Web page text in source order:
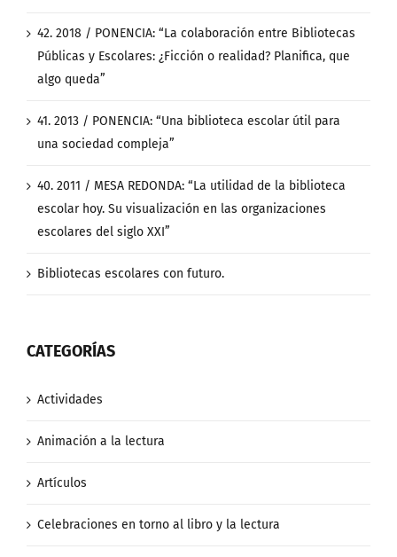
42. 2018 / PONENCIA: “La colaboración entre Bibliotecas
Públicas y Escolares: ¿Ficción o realidad? Planifica, que
algo queda”
41. 2013 / PONENCIA: “Una biblioteca escolar útil para
una sociedad compleja”
40. 2011 / MESA REDONDA: “La utilidad de la biblioteca
escolar hoy. Su visualización en las organizaciones
escolares del siglo XXI”
Bibliotecas escolares con futuro.
CATEGORÍAS
Actividades
Animación a la lectura
Artículos
Celebraciones en torno al libro y la lectura